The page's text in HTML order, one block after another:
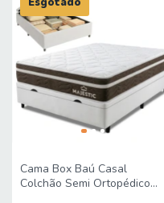
Cama Box Baú Casal
Colchão Semi Ortopédico